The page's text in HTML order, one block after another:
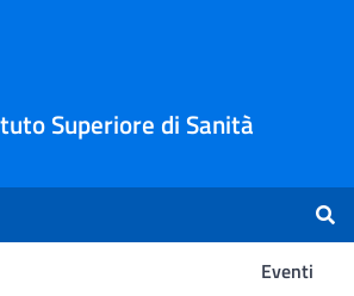
Superiore di Sanità
Eventi